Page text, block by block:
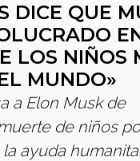
DICE QUE
LOS NIÑOS
MUNDO»
a Elon Musk de
de niños
ayuda